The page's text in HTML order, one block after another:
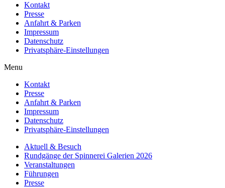
Kontakt
Presse
Anfahrt & Parken
Impressum
Datenschutz
Privatsphäre-Einstellungen
Menu
Kontakt
Presse
Anfahrt & Parken
Impressum
Datenschutz
Privatsphäre-Einstellungen
Aktuell & Besuch
Rundgänge der Spinnerei Galerien 2026
Veranstaltungen
Führungen
Presse